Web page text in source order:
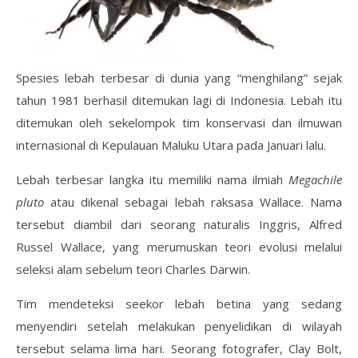
Spesies lebah terbesar di dunia yang “menghilang” sejak
tahun 1981 berhasil ditemukan lagi di Indonesia. Lebah itu
ditemukan oleh sekelompok tim konservasi dan ilmuwan
internasional di Kepulauan Maluku Utara pada Januari lalu.
Lebah terbesar langka itu memiliki nama ilmiah Megachile
plutoatau dikenal sebagai lebah raksasa Wallace. Nama
tersebut diambil dari seorang naturalis Inggris, Alfred
Russel Wallace, yang merumuskan teori evolusi melalui
seleksi alam sebelum teori Charles Darwin.
Tim mendeteksi seekor lebah betina yang sedang
menyendiri setelah melakukan penyelidikan di wilayah
tersebut selama lima hari. Seorang fotografer, Clay Bolt,